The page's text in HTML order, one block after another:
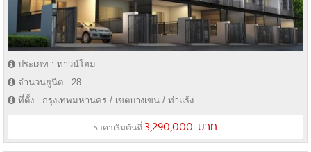
ประเภท : ทาวน์โฮม
จำนวนยูนิต : 28
ที่ตั้ง : กรุงเทพมหานคร / เขตบางเขน / ท่าแร้ง
ราคาเริ่มต้นที่ 3,290,000 บาท